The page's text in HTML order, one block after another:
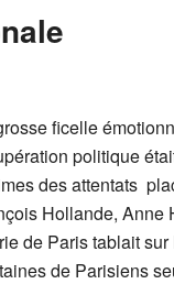
ficelle
politique
des attentats
Hollande,
de Paris tablait
de Parisiens